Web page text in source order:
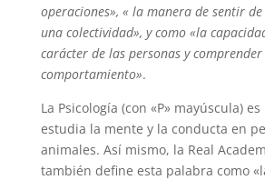
operaciones», « la manera de sentir
una colectividad», y como «la
carácter de las personas y comprender
comportamiento».
La Psicología (con «P» mayúscula)
estudia la mente y la conducta en
animales. Así mismo, la Real
también define esta palabra como